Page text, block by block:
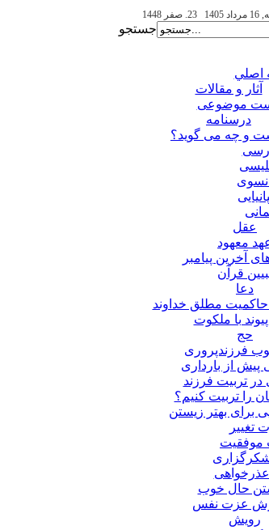
1405 23. صفر 1448
جستجو
اصلي
آثار و مقالات
موضوعی
درسنامه
و چه می گوید؟
عقل
معهود
آخرین پیامبر
قرآن
دعا
حاکمیت مطلق خداوند
پیوند با ملکوت
حج
فرزندپروری
پیش از بارداری
تربیت فرزند
را تربیت کنیم؟
برای بهتر زیستن
تغییر
موفقیت
حال خوب
عزت نفس
رویش